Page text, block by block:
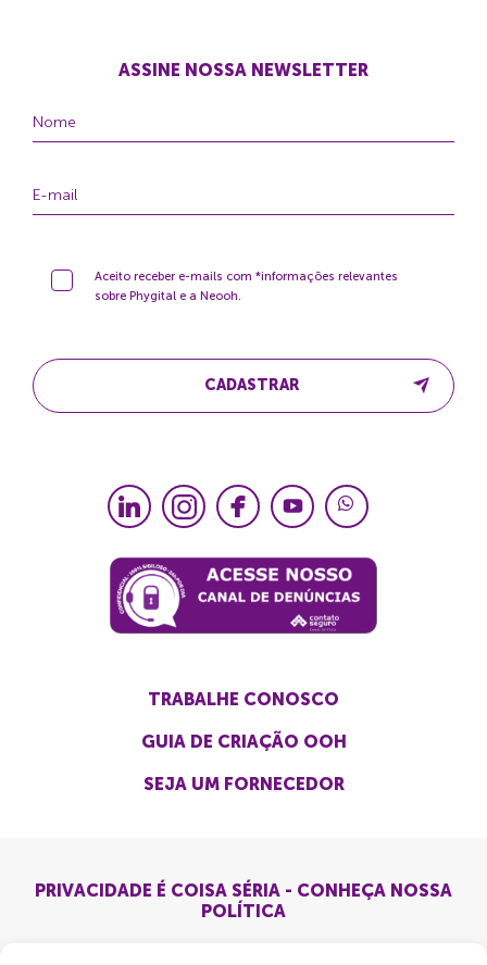
ASSINE NOSSA NEWSLETTER
Aceito receber e-mails com *informações relevantes
sobre Phygital e a Neooh.
CADASTRAR
TRABALHE CONOSCO
GUIA DE CRIAÇÃO OOH
SEJA UM FORNECEDOR
PRIVACIDADE É COISA SÉRIA - CONHEÇA NOSSA
POLÍTICA